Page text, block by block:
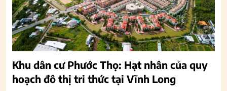
Khu dân cư Phước Thọ: Hạt nhân của quy
hoạch đô thị tri thức tại Vĩnh Long